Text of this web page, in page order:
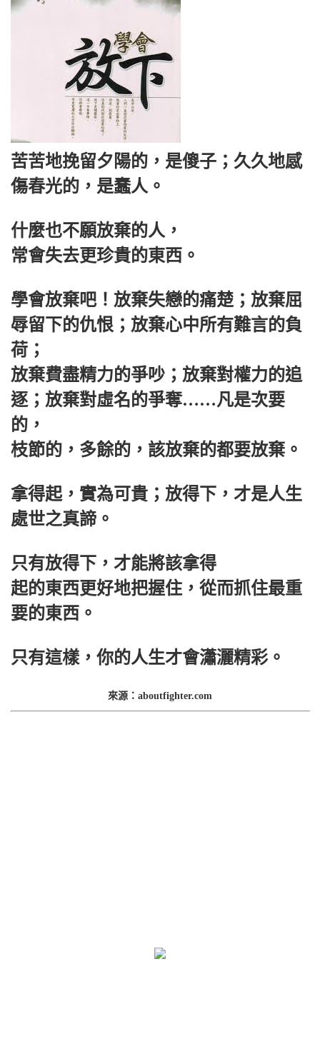
苦苦地挽留夕陽的，是傻子；久久地感
傷春光的，是蠢人。
什麼也不願放棄的人，
常會失去更珍貴的東西。
學會放棄吧！放棄失戀的痛楚；放棄屈
辱留下的仇恨；放棄心中所有難言的負
荷；
放棄費盡精力的爭吵；放棄對權力的追
逐；放棄對虛名的爭奪……凡是次要
的，
枝節的，多餘的，該放棄的都要放棄。
拿得起，實為可貴；放得下，才是人生
處世之真諦。
只有放得下，才能將該拿得
起的東西更好地把握住，從而抓住最重
要的東西。
只有這樣，你的人生才會瀟灑精彩。
來源：aboutfighter.com